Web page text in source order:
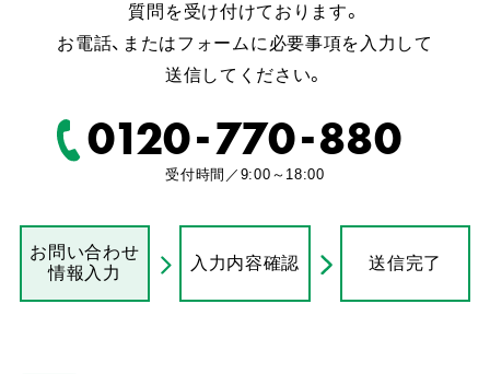
質問を受け付けております。
お電話、またはフォームに必要事項を入力して
送信してください。
0120-770-880
受付時間／9:00～18:00
お問い合わせ
情報入力
入力内容確認 送信完了